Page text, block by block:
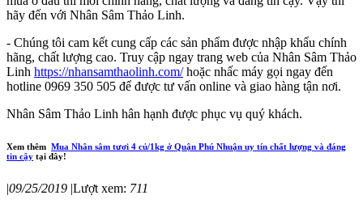
hãy đến với Nhân Sâm Thảo Linh.
- Chúng tôi cam kết cung cấp các sản phẩm được nhập khẩu chính
hãng, chất lượng cao. Truy cập ngay trang web của Nhân Sâm Thảo
Linh https://nhansamthaolinh.com/hoặc nhấc máy gọi ngay đến
hotline 0969 350 505 để được tư vấn online và giao hàng tận nơi.
Nhân Sâm Thảo Linh hân hạnh được phục vụ quý khách.
Xem thêm Mua Nhân sâm tươi 4 củ/1kg ở Quận Phú Nhuận uy tín chất lượng và đáng
tin cậy tại đây!
|09/25/2019 |Lượt xem: 711